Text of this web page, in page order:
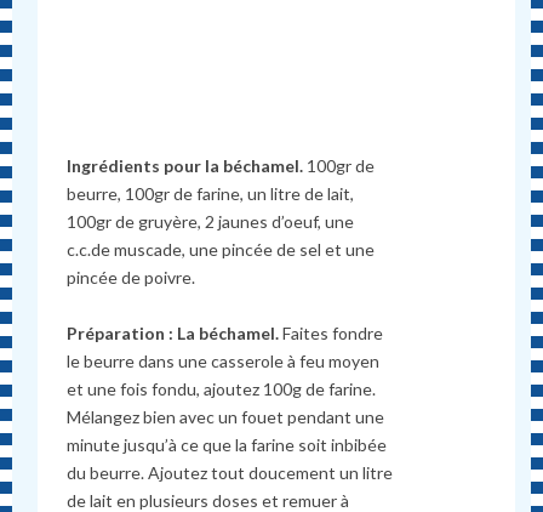
Ingrédients pour la béchamel. 100gr de
beurre, 100gr de farine, un litre de lait,
100gr de gruyère, 2 jaunes d’oeuf, une
c.c.de muscade, une pincée de sel et une
pincée de poivre.
Préparation : La béchamel.Faites fondre
le beurre dans une casserole à feu moyen
et une fois fondu, ajoutez 100g de farine.
Mélangez bien avec un fouet pendant une
minute jusqu’à ce que la farine soit inbibée
du beurre. Ajoutez tout doucement un litre
de lait en plusieurs doses et remuer à